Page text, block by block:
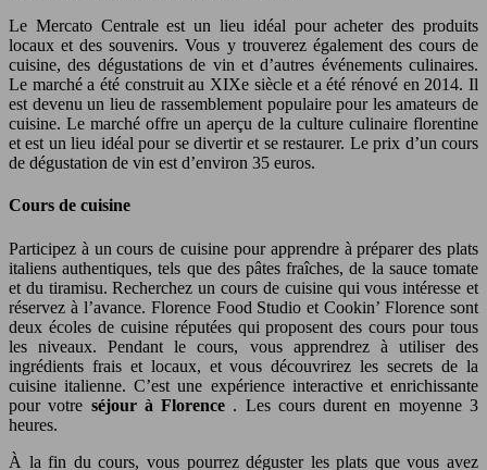
Le Mercato Centrale est un lieu idéal pour acheter des produits
locaux et des souvenirs. Vous y trouverez également des cours de
cuisine, des dégustations de vin et d’autres événements culinaires.
Le marché a été construit au XIXe siècle et a été rénové en 2014. Il
est devenu un lieu de rassemblement populaire pour les amateurs de
cuisine. Le marché offre un aperçu de la culture culinaire florentine
et est un lieu idéal pour se divertir et se restaurer. Le prix d’un cours
de dégustation de vin est d’environ 35 euros.
Cours de cuisine
Participez à un cours de cuisine pour apprendre à préparer des plats
italiens authentiques, tels que des pâtes fraîches, de la sauce tomate
et du tiramisu. Recherchez un cours de cuisine qui vous intéresse et
réservez à l’avance. Florence Food Studio et Cookin’ Florence sont
deux écoles de cuisine réputées qui proposent des cours pour tous
les niveaux. Pendant le cours, vous apprendrez à utiliser des
ingrédients frais et locaux, et vous découvrirez les secrets de la
cuisine italienne. C’est une expérience interactive et enrichissante
pour votre séjour à Florence . Les cours durent en moyenne 3
heures.
À la fin du cours, vous pourrez déguster les plats que vous avez